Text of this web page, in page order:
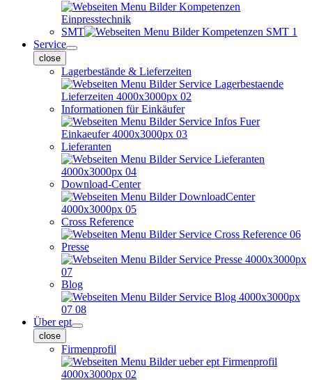
SMT
Service
close
Lagerbestände & Lieferzeiten
Informationen für Einkäufer
Lieferanten
Download-Center
Cross Reference
Presse
Blog
Über ept
close
Firmenprofil